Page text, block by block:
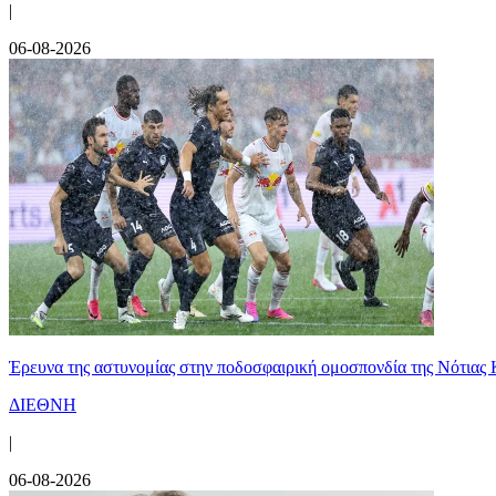
|
06-08-2026
Έρευνα της αστυνομίας στην ποδοσφαιρική ομοσπονδία της
ΔΙΕΘΝΗ
|
06-08-2026